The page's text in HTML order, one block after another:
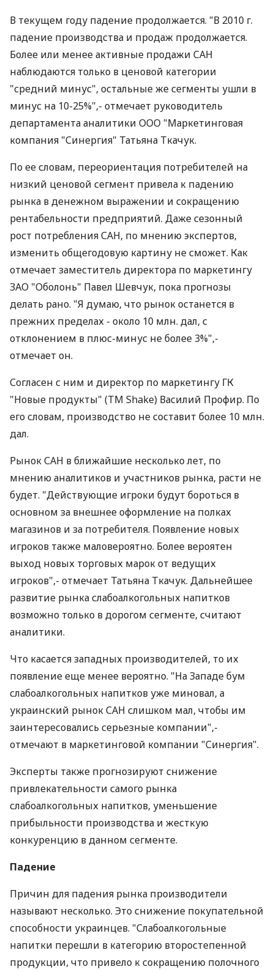
В текущем году падение продолжается. "В 2010 г.
падение производства и продаж продолжается.
Более или менее активные продажи САН
наблюдаются только в ценовой категории
"средний минус", остальные же сегменты ушли в
минус на 10-25%",- отмечает руководитель
департамента аналитики ООО "Маркетинговая
компания "Синергия" Татьяна Ткачук.
По ее словам, переориентация потребителей на
низкий ценовой сегмент привела к падению
рынка в денежном выражении и сокращению
рентабельности предприятий. Даже сезонный
рост потребления САН, по мнению экспертов,
изменить общегодовую картину не сможет. Как
отмечает заместитель директора по маркетингу
ЗАО "Оболонь" Павел Шевчук, пока прогнозы
делать рано. "Я думаю, что рынок останется в
прежних пределах - около 10 млн. дал, с
отклонением в плюс-минус не более 3%",-
отмечает он.
Согласен с ним и директор по маркетингу ГК
"Новые продукты" (ТМ Shake) Василий Профир. По
его словам, производство не составит более 10 млн.
дал.
Рынок САН в ближайшие несколько лет, по
мнению аналитиков и участников рынка, расти не
будет. "Действующие игроки будут бороться в
основном за внешнее оформление на полках
магазинов и за потребителя. Появление новых
игроков также маловероятно. Более вероятен
выход новых торговых марок от ведущих
игроков",- отмечает Татьяна Ткачук. Дальнейшее
развитие рынка слабоалкогольных напитков
возможно только в дорогом сегменте, считают
аналитики.
Что касается западных производителей, то их
появление еще менее вероятно. "На Западе бум
слабоалкогольных напитков уже миновал, а
украинский рынок САН слишком мал, чтобы им
заинтересовались серьезные компании",-
отмечают в маркетинговой компании "Синергия".
Эксперты также прогнозируют снижение
привлекательности самого рынка
слабоалкогольных напитков, уменьшение
прибыльности производства и жесткую
конкуренцию в данном сегменте.
Падение
Причин для падения рынка производители
называют несколько. Это снижение покупательной
способности украинцев. "Слабоалкогольные
напитки перешли в категорию второстепенной
продукции, что привело к сокращению полочного